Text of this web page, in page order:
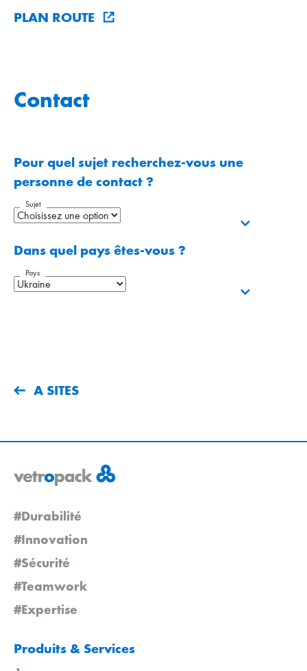
PLAN ROUTE
Contact
Pour quel sujet recherchez-vous une
personne de contact ?
Sujet
Dans quel pays êtes-vous ?
Pays
A SITES
#Durabilité
#Innovation
#Sécurité
#Teamwork
#Expertise
Produits & Services